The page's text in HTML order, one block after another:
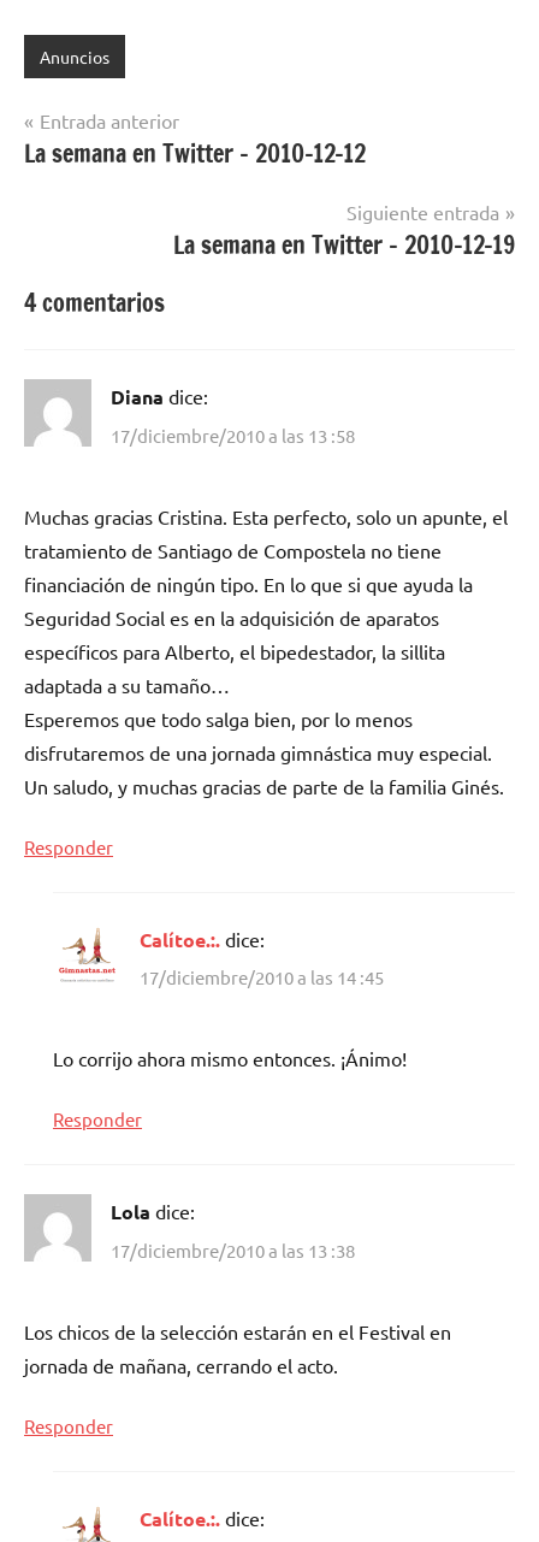
disco duro externo. Entre
las joyitas que se…
Anuncios
Navegación
de
Entrada anterior
La semana en Twitter – 2010-12-12
Siguiente entrada
La semana en Twitter – 2010-12-19
4 comentarios
Diana dice:
17/diciembre/2010 a las 13 :58
Muchas gracias Cristina. Esta perfecto, solo un apunte, el
tratamiento de Santiago de Compostela no tiene
financiación de ningún tipo. En lo que si que ayuda la
Seguridad Social es en la adquisición de aparatos
específicos para Alberto, el bipedestador, la sillita
adaptada a su tamaño…
Esperemos que todo salga bien, por lo menos
disfrutaremos de una jornada gimnástica muy especial.
Un saludo, y muchas gracias de parte de la familia Ginés.
Responder
Calítoe.:. dice:
17/diciembre/2010 a las 14 :45
Lo corrijo ahora mismo entonces. ¡Ánimo!
Responder
Lola dice:
17/diciembre/2010 a las 13 :38
Los chicos de la selección estarán en el Festival en
jornada de mañana, cerrando el acto.
Responder
Calítoe.:. dice: